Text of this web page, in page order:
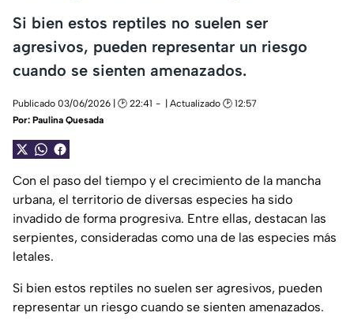
Si bien estos reptiles no suelen ser
agresivos, pueden representar un riesgo
cuando se sienten amenazados.
Publicado 03/06/2026 | 🕑 22:41
| Actualizado 🕑 12:57
Por: Paulina Quesada
Con el paso del tiempo y el crecimiento de la mancha
urbana, el territorio de diversas especies ha sido
invadido de forma progresiva. Entre ellas, destacan las
serpientes, consideradas como una de las especies más
letales.
Si bien estos reptiles no suelen ser agresivos, pueden
representar un riesgo cuando se sienten amenazados.